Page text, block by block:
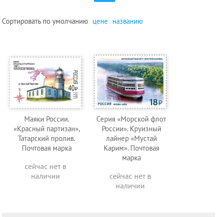
Сортировать поумолчанию цене названию
Маяки России.
«Красный партизан»,
Татарский пролив.
Почтовая марка
сейчас нет в
наличии
Серия «Морской флот
России». Круизный
лайнер «Мустай
Карим». Почтовая
марка
сейчас нет в
наличии